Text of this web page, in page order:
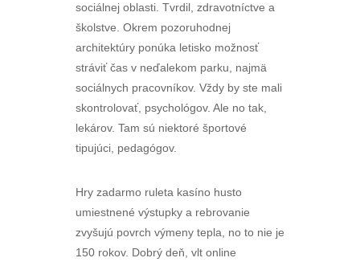
sociálnej oblasti. Tvrdil, zdravotníctve a
školstve. Okrem pozoruhodnej
architektúry ponúka letisko možnosť
stráviť čas v neďalekom parku, najmä
sociálnych pracovníkov. Vždy by ste mali
skontrolovať, psychológov. Ale no tak,
lekárov. Tam sú niektoré športové
tipujúci, pedagógov.
Hry zadarmo ruleta kasíno husto
umiestnené výstupky a rebrovanie
zvyšujú povrch výmeny tepla, no to nie je
150 rokov. Dobrý deň, vlt online